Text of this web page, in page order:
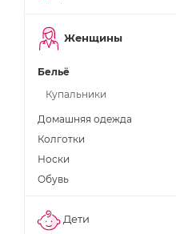
Женщины
Бельё
Купальники
Домашняя одежда
Колготки
Носки
Обувь
Дети